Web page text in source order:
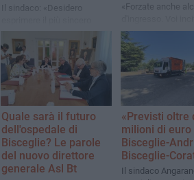
Il sindaco: «Desidero
ringraziamento ai carabinieri
del comando provinciale»
«Forzate anche
vincerete»
Quale sarà il futuro
dell'ospedale di
Bisceglie? Le parole
del nuovo direttore
generale Asl Bt
«Previsti oltre
milioni di euro
Bisceglie-
Bisceglie-
Il sindaco